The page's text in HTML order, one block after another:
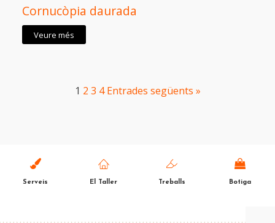
Cornucòpia daurada
Veure més
1 2 3 4 Entrades següents »
Serveis El Taller Treballs Botiga